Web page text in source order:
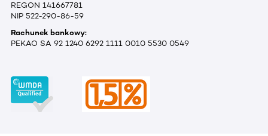
REGON 141667781
NIP 522-290-86-59
Rachunek bankowy:
PEKAO SA 92 1240 6292 1111 0010 5530 0549